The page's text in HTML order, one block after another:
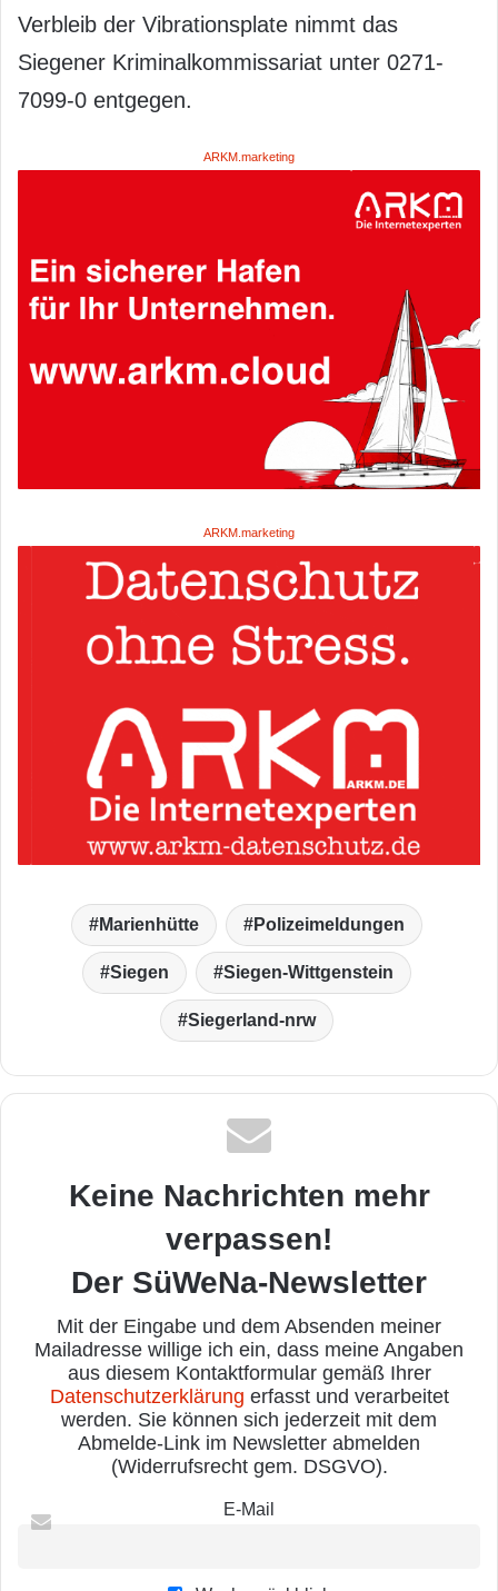
Verbleib der Vibrationsplate nimmt das
Siegener Kriminalkommissariat unter 0271-
7099-0 entgegen.
ARKM.marketing
ARKM.marketing
Marienhütte Polizeimeldungen
Siegen Siegen-Wittgenstein
Siegerland-nrw
Keine Nachrichten mehr
verpassen!
Der SüWeNa-Newsletter
Mit der Eingabe und dem Absenden meiner
Mailadresse willige ich ein, dass meine Angaben
aus diesem Kontaktformular gemäß Ihrer
Datenschutzerklärung erfasst und verarbeitet
werden. Sie können sich jederzeit mit dem
Abmelde-Link im Newsletter abmelden
(Widerrufsrecht gem. DSGVO).
E-Mail